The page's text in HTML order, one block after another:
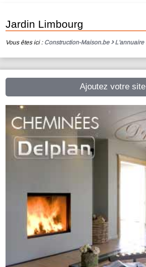
Jardin Limbourg
Vous êtes ici : Construction-Maison.be L'annuaire
Ajoutez votre site